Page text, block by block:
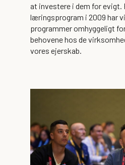
at investere i dem for evigt.
læringsprogram i 2009 har
programmer omhyggeligt
behovene hos de
vores ejerskab.